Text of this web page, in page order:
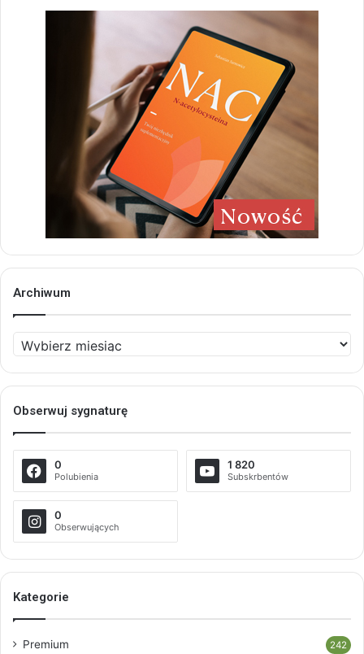
Archiwum
Archiwum
Obserwuj sygnaturę
0
Polubienia
1 820
Subskrbentów
0
Obserwujących
Kategorie
Premium 242